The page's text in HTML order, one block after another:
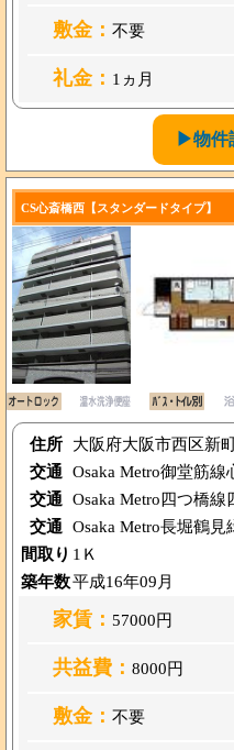
敷金： 不要
礼金： 1ヵ月
▶物件
CS心斎橋西【スタンダードタイプ】
住所
大阪府大阪市西区新
交通 Osaka Metro御堂筋
交通 Osaka Metro四つ橋
交通 Osaka Metro長堀鶴
間取り 1Ｋ
築年数平成16年09月
家賃： 57000円
共益費： 8000円
敷金： 不要